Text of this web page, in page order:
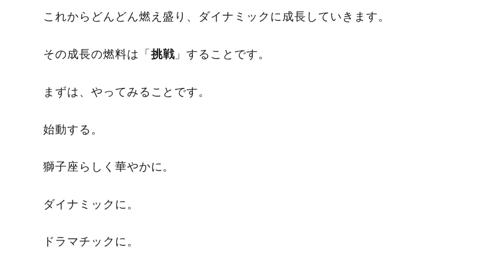
これからどんどん燃え盛り、ダイナミックに成長していきます。
その成長の燃料は「挑戦」することです。
まずは、やってみることです。
始動する。
獅子座らしく華やかに。
ダイナミックに。
ドラマチックに。